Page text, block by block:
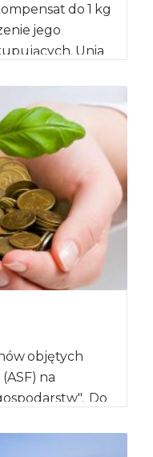
do 1 kg
jego
Unia
objętych
na
Do